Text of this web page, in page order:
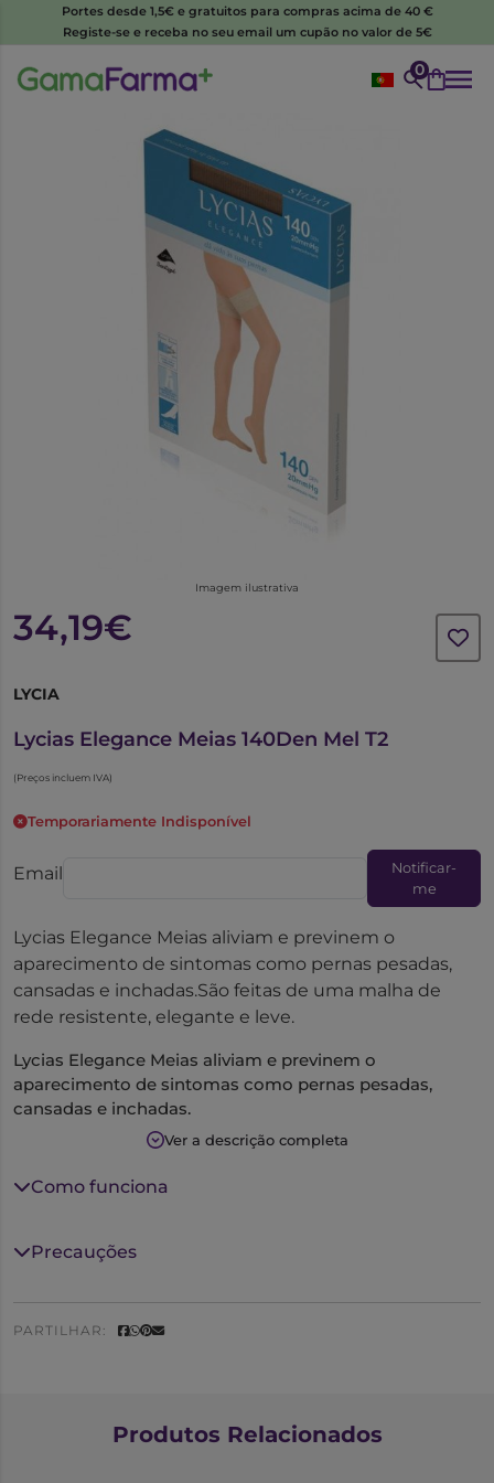
Portes desde 1,5€ e gratuitos para compras acima de 40 €
Registe-se e receba no seu email um cupão no valor de 5€
0
Imagem ilustrativa
34,19€
LYCIA
Lycias Elegance Meias 140Den Mel T2
(Preços incluem IVA)
Temporariamente Indisponível
Email
Notificar-
me
Lycias Elegance Meias aliviam e previnem o
aparecimento de sintomas como pernas pesadas,
cansadas e inchadas.São feitas de uma malha de
rede resistente, elegante e leve.
Lycias Elegance Meias aliviam e previnem o
aparecimento de sintomas como pernas pesadas,
cansadas e inchadas.
São feitas de uma malha de rede resistente, elegante e
Compressão: 20 mmHg
Cor: mel
Ver a descrição completa
Como funciona
Precauções
PARTILHAR:
Produtos Relacionados